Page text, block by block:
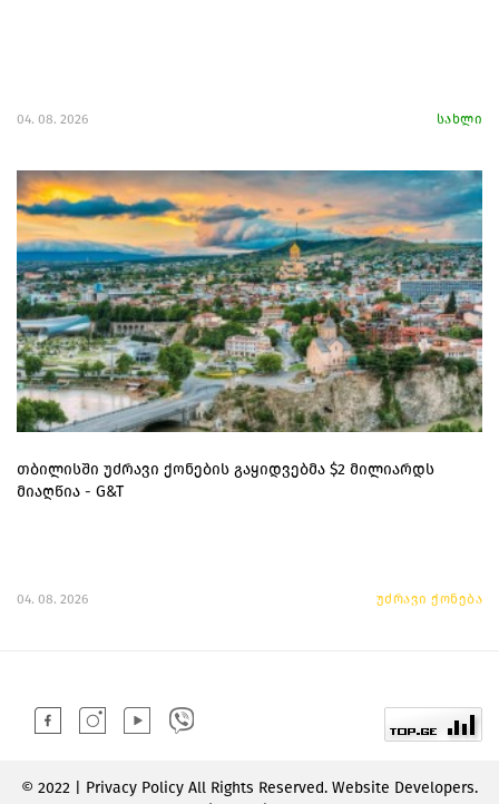
04. 08. 2026 სახლი
თბილისში უძრავი ქონების გაყიდვებმა $2 მილიარდს
მიაღწია - G&T
04. 08. 2026 უძრავი ქონება
© 2022 | Privacy Policy All Rights Reserved. Website Developers.